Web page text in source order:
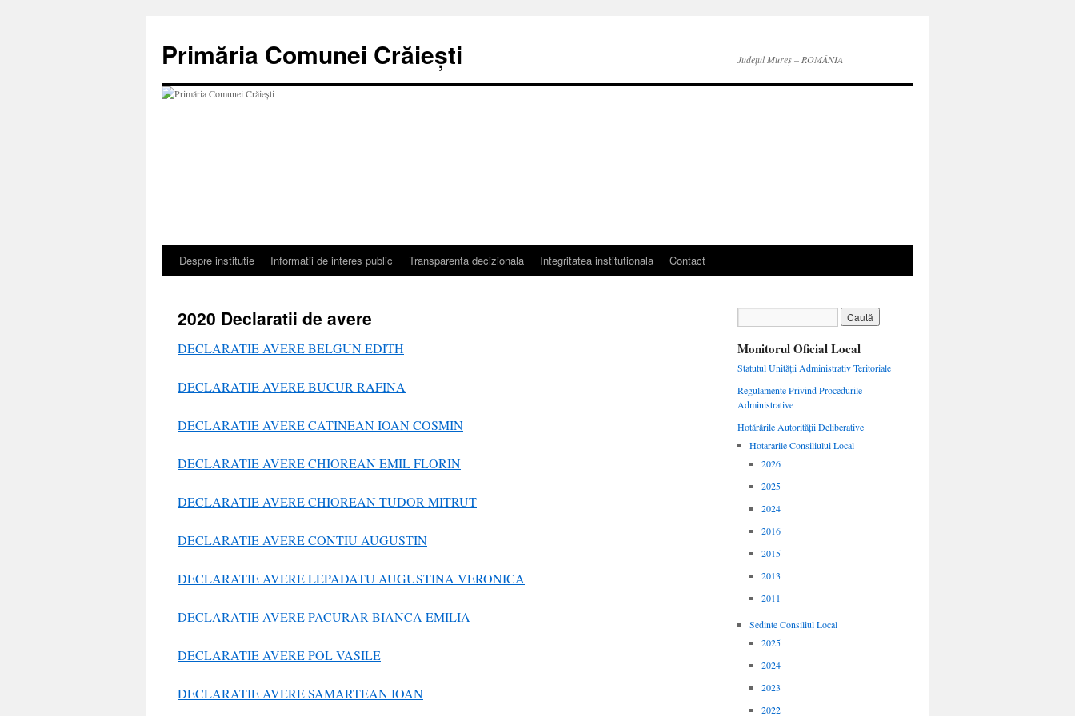
conținut
Primăria Comunei Crăiești Județul Mureș – ROMÂNIA
Despre institutie Informatii de interes public Transparenta decizionala Integritatea institutionala Contact
2020 Declaratii de avere
DECLARATIE AVERE BELGUN EDITH
DECLARATIE AVERE BUCUR RAFINA
DECLARATIE AVERE CATINEAN IOAN COSMIN
DECLARATIE AVERE CHIOREAN EMIL FLORIN
DECLARATIE AVERE CHIOREAN TUDOR MITRUT
DECLARATIE AVERE CONTIU AUGUSTIN
DECLARATIE AVERE LEPADATU AUGUSTINA VERONICA
DECLARATIE AVERE PACURAR BIANCA EMILIA
DECLARATIE AVERE POL VASILE
DECLARATIE AVERE SAMARTEAN IOAN
Monitorul Oficial Local
Statutul Unității Administrativ Teritoriale
Regulamente Privind Procedurile
Administrative
Hotărârile Autorității Deliberative
Hotararile Consiliului Local
2026
2025
2024
2016
2015
2013
2011
Sedinte Consiliul Local
2025
2024
2023
2022